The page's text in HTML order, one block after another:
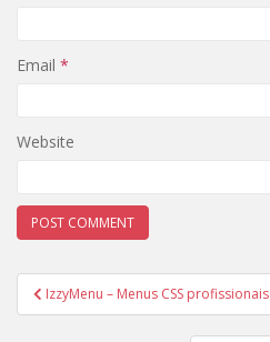
Email *
Website
Post
navigation
IzzyMenu – Menus CSS profissionais